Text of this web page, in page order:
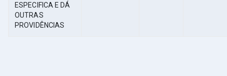
ESPECIFICA E DÁ
OUTRAS
PROVIDÊNCIAS